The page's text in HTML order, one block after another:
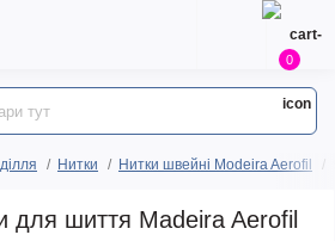
0
Нитки Нитки швейні Modeira Aerofil
для шиття Madeira Aerofil